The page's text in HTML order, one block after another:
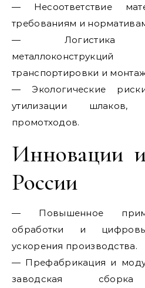
— Несоответствие
требованиям и
— Логистика
транспортировки и
— Экологические
утилизации шлаков,
промотходов.
Инновации
России
— Повышенное
обработки и
ускорения производства.
— Префабрикация и
заводская